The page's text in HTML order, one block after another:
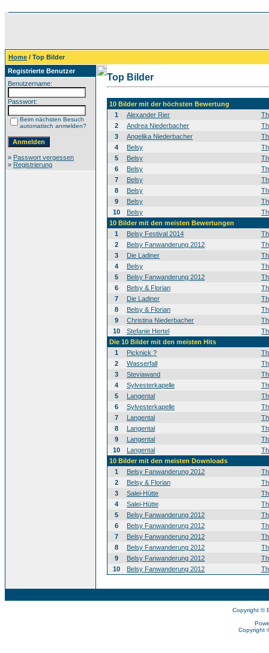
Home / Top Bilder
Registrierte Benutzer
Benutzername:
Passwort:
Beim nächsten Besuch
automatisch anmelden?
» Passwort vergessen
» Registrierung
Top Bilder
10 Bilder mit der höchsten Bewertung
1
Alexander Rier
2
Andrea Niederbacher
3
Angelika Niederbacher
4
Belsy
5
Belsy
6
Belsy
7
Belsy
8
Belsy
9
Belsy
10
Belsy
10 Bilder mit den meisten Bewertungen
1
Belsy Festival 2014
2
Belsy Fanwanderung 2012
3
Die Ladiner
4
Belsy
5
Belsy Fanwanderung 2012
6
Belsy & Florian
7
Die Ladiner
8
Belsy & Florian
9
Christina Niederbacher
10
Stefanie Hertel
Die 10 Bilder mit den meisten Hits
1
Picknick ?
2
Wasserfall
3
Steviawand
4
Sylvesterkapelle
5
Langental
6
Sylvesterkapelle
7
Langental
8
Langental
9
Langental
10
Langental
10 Bilder mit den meisten Downloads
1
Belsy Fanwanderung 2012
2
Belsy & Florian
3
Salei-Hütte
4
Salei-Hütte
5
Belsy Fanwanderung 2012
6
Belsy Fanwanderung 2012
7
Belsy Fanwanderung 2012
8
Belsy Fanwanderung 2012
9
Belsy Fanwanderung 2012
10
Belsy Fanwanderung 2012
Copyright ©
Copyright